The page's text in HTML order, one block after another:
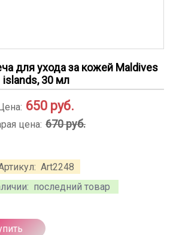
для ухода за кожей Maldives
islands, 30 мл
Art2248
последний товар
650 руб.
цена: 670 руб.